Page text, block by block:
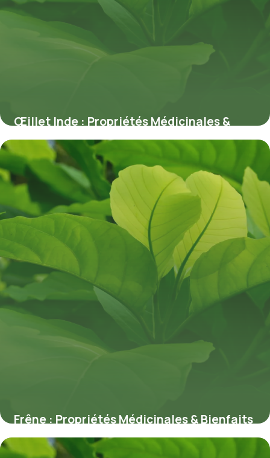
Œillet Inde : Propriétés Médicinales &
Usages
10 juillet 2026
Frêne : Propriétés Médicinales & Bienfaits
9 juillet 2026